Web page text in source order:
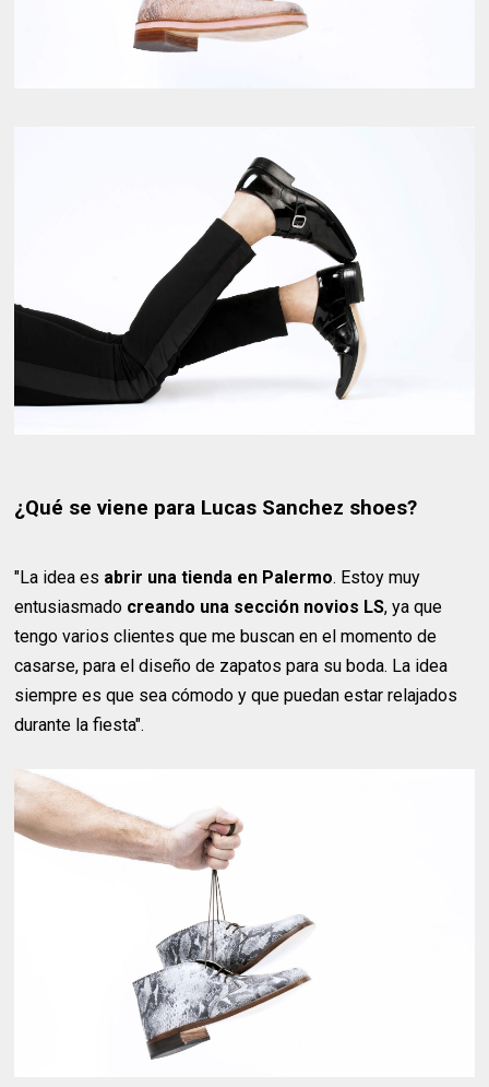
¿Qué se viene para Lucas Sanchez shoes?
"La idea es abrir una tienda en Palermo. Estoy muy
entusiasmado creando una sección novios LS, ya que
tengo varios clientes que me buscan en el momento de
casarse, para el diseño de zapatos para su boda. La idea
siempre es que sea cómodo y que puedan estar relajados
durante la fiesta".